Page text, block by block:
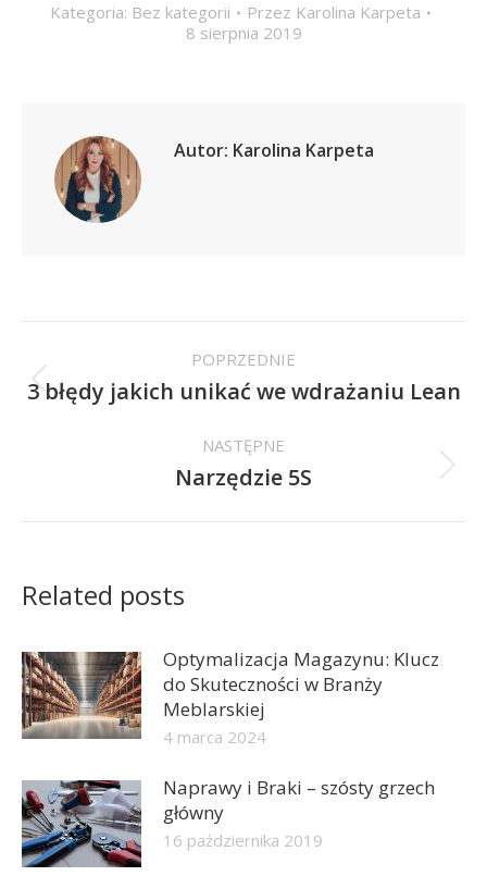
Kategoria: Bez kategorii Przez Karolina Karpeta
8 sierpnia 2019
Autor: Karolina Karpeta
Nawigacja
wpisów
POPRZEDNIE
Poprzedni
3 błędy jakich unikać we wdrażaniu Lean
NASTĘPNE
Następny
Narzędzie 5S
Related posts
Optymalizacja Magazynu: Klucz
do Skuteczności w Branży
Meblarskiej
4 marca 2024
Naprawy i Braki – szósty grzech
główny
16 października 2019